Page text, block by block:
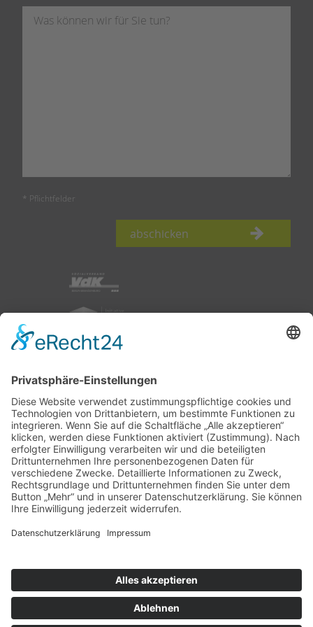
* Pflichtfelder
abschicken
nach oben
Impressum|Datenschutz
Ihnen gefällt, was Sie lesen?
X